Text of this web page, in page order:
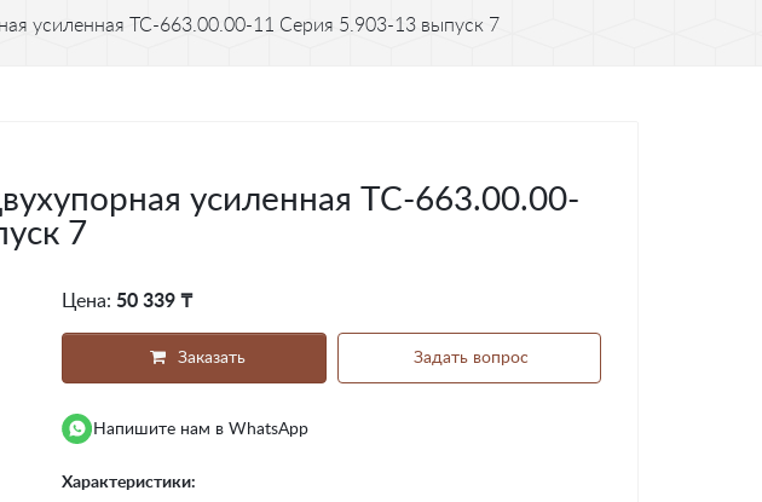
усиленная ТС-663.00.00-11 Серия 5.903-13 выпуск 7
усиленная ТС-663.00.00-
7
Цена: 50 339 ₸
Заказать Задать вопрос
Напишите нам в WhatsApp
Характеристики: